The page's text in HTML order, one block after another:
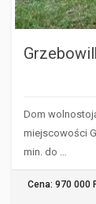
Dom
miejscowości
min. do …
Cena: 970 000